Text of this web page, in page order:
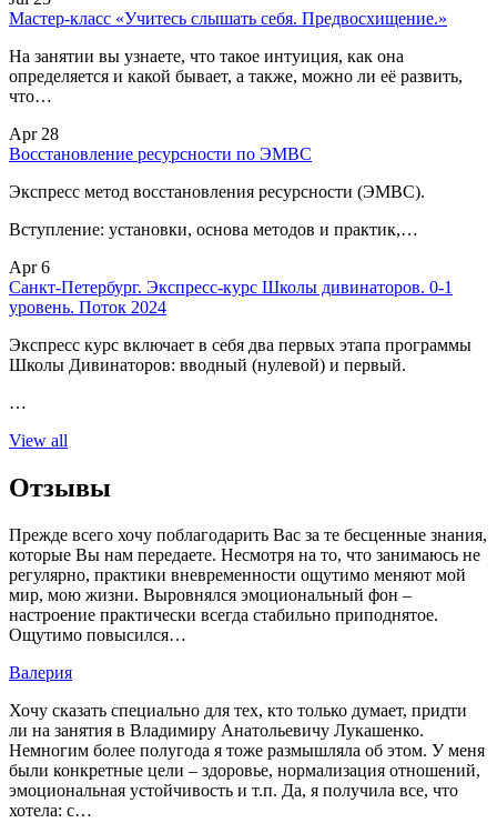
Мастер-класс «Учитесь слышать себя. Предвосхищение.»
На занятии вы узнаете, что такое интуиция, как она
определяется и какой бывает, а также, можно ли её развить,
что…
Apr 28
Восстановление ресурсности по ЭМВС
Экспресс метод восстановления ресурсности (ЭМВС).
Вступление: установки, основа методов и практик,…
Apr 6
Санкт-Петербург. Экспресс-курс Школы дивинаторов. 0-1
уровень. Поток 2024
Экспресс курс включает в себя два первых этапа программы
Школы Дивинаторов: вводный (нулевой) и первый.
…
View all
Отзывы
Прежде всего хочу поблагодарить Вас за те бесценные знания,
которые Вы нам передаете. Несмотря на то, что занимаюсь не
регулярно, практики вневременности ощутимо меняют мой
мир, мою жизни. Выровнялся эмоциональный фон –
настроение практически всегда стабильно приподнятое.
Ощутимо повысился…
Валерия
Хочу сказать специально для тех, кто только думает, придти
ли на занятия в Владимиру Анатольевичу Лукашенко.
Немногим более полугода я тоже размышляла об этом. У меня
были конкретные цели – здоровье, нормализация отношений,
эмоциональная устойчивость и т.п. Да, я получила все, что
хотела: с…